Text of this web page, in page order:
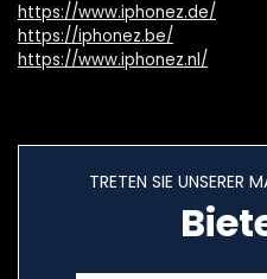
https://www.iphonez.de/
https://iphonez.be/
https://www.iphonez.nl/
TRETEN SIE UNSERER